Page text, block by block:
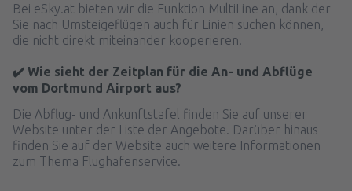
Bei eSky.at bieten wir die Funktion MultiLine an, dank der
Sie nach Umsteigeflügen auch für Linien suchen können,
die nicht direkt miteinander kooperieren.
✔️ Wie sieht der Zeitplan für die An- und Abflüge
vom Dortmund Airport aus?
Die Abflug- und Ankunftstafel finden Sie auf unserer
Website unter der Liste der Angebote. Darüber hinaus
finden Sie auf der Website auch weitere Informationen
zum Thema Flughafenservice.